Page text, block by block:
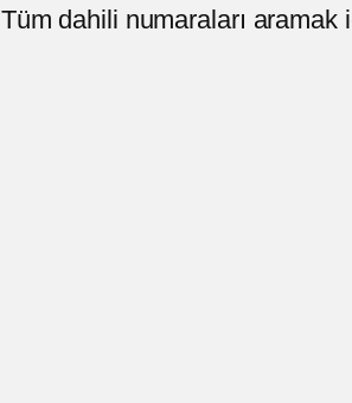
Tüm dahili numaraları aramak